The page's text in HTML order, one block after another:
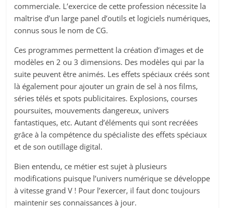
commerciale. L’exercice de cette profession nécessite la
maîtrise d’un large panel d’outils et logiciels numériques,
connus sous le nom de CG.
Ces programmes permettent la création d’images et de
modèles en 2 ou 3 dimensions. Des modèles qui par la
suite peuvent être animés. Les effets spéciaux créés sont
là également pour ajouter un grain de sel à nos films,
séries télés et spots publicitaires. Explosions, courses
poursuites, mouvements dangereux, univers
fantastiques, etc. Autant d’éléments qui sont recréées
grâce à la compétence du spécialiste des effets spéciaux
et de son outillage digital.
Bien entendu, ce métier est sujet à plusieurs
modifications puisque l’univers numérique se développe
à vitesse grand V ! Pour l’exercer, il faut donc toujours
maintenir ses connaissances à jour.